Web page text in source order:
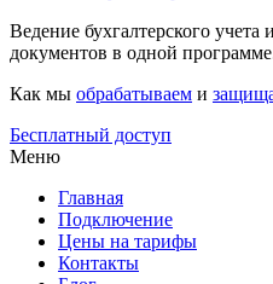
Ведение бухгалтерского учета
документов в одной
Как мы обрабатываем и
Бесплатный доступ
Меню
Главная
Подключение
Цены на тарифы
Контакты